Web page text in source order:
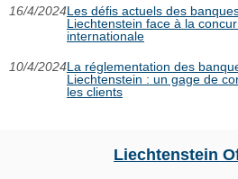
16/4/2024Les défis actuels des
Liechtenstein face à la
internationale
10/4/2024La réglementation des
Liechtenstein : un gage de
les clients
Liechtenstein